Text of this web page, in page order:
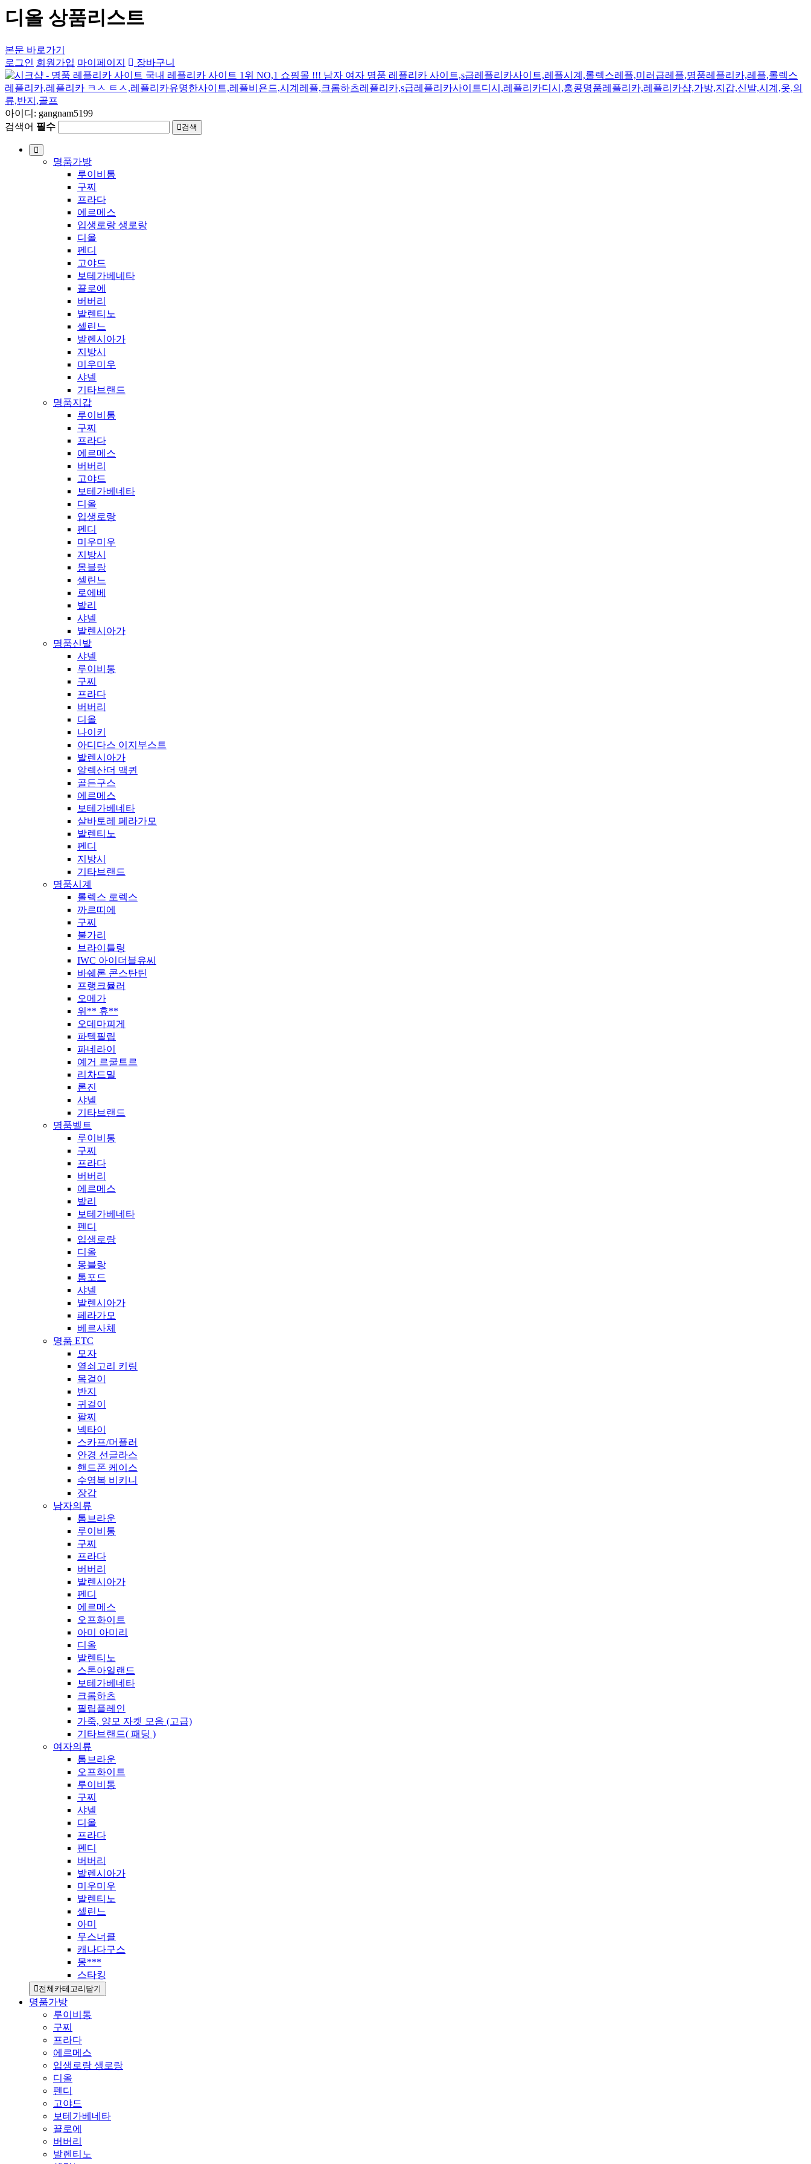
디올 상품리스트
본문 바로가기
로그인 회원가입 마이페이지 장바구니
아이디: gangnam5199
검색어 필수 검색
명품가방
루이비통
구찌
프라다
에르메스
입생로랑 생로랑
디올
펜디
고야드
보테가베네타
끌로에
버버리
발렌티노
셀린느
발렌시아가
지방시
미우미우
샤넬
기타브랜드
명품지갑
루이비통
구찌
프라다
에르메스
버버리
고야드
보테가베네타
디올
입생로랑
펜디
미우미우
지방시
몽블랑
셀린느
로에베
발리
샤넬
발렌시아가
명품신발
샤넬
루이비통
구찌
프라다
버버리
디올
나이키
아디다스 이지부스트
발렌시아가
알렉산더 맥퀸
골든구스
에르메스
보테가베네타
살바토레 페라가모
발렌티노
펜디
지방시
기타브랜드
명품시계
롤렉스 로렉스
까르띠에
구찌
불가리
브라이틀링
IWC 아이더블유씨
바쉐론 콘스탄틴
프랭크뮬러
오메가
위** 휴**
오데마피게
파텍필립
파네라이
예거 르쿨트르
리차드밀
론진
샤넬
기타브랜드
명품벨트
루이비통
구찌
프라다
버버리
에르메스
발리
보테가베네타
펜디
입생로랑
디올
몽블랑
톰포드
샤넬
발렌시아가
페라가모
베르사체
명품 ETC
모자
열쇠고리 키링
목걸이
반지
귀걸이
팔찌
넥타이
스카프/머플러
안경 선글라스
핸드폰 케이스
수영복 비키니
장갑
남자의류
톰브라운
루이비통
구찌
프라다
버버리
발렌시아가
펜디
에르메스
오프화이트
아미 아미리
디올
발렌티노
스톤아일랜드
보테가베네타
크롬하츠
필립플레인
가죽, 양모 자켓 모음 (고급)
기타브랜드( 패딩 )
여자의류
톰브라운
오프화이트
루이비통
구찌
샤넬
디올
프라다
펜디
버버리
발렌시아가
미우미우
발렌티노
셀린느
아미
무스너클
캐나다구스
몽***
스타킹
전체카테고리닫기
명품가방
루이비통
구찌
프라다
에르메스
입생로랑 생로랑
디올
펜디
고야드
보테가베네타
끌로에
버버리
발렌티노